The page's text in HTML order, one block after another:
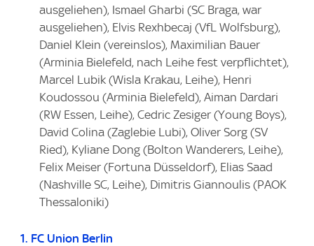
ausgeliehen), Ismael Gharbi (SC Braga, war
ausgeliehen), Elvis Rexhbecaj (VfL Wolfsburg),
Daniel Klein (vereinslos), Maximilian Bauer
(Arminia Bielefeld, nach Leihe fest verpflichtet),
Marcel Lubik (Wisla Krakau, Leihe), Henri
Koudossou (Arminia Bielefeld), Aiman Dardari
(RW Essen, Leihe), Cedric Zesiger (Young Boys),
David Colina (Zaglebie Lubi), Oliver Sorg (SV
Ried), Kyliane Dong (Bolton Wanderers, Leihe),
Felix Meiser (Fortuna Düsseldorf), Elias Saad
(Nashville SC, Leihe), Dimitris Giannoulis (PAOK
Thessaloniki)
1. FC Union Berlin